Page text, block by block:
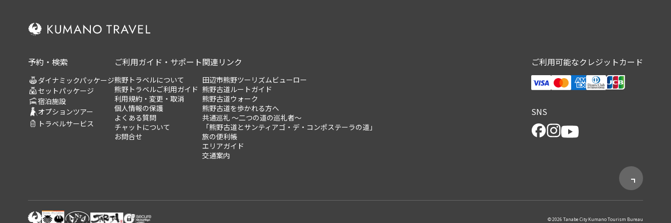
予約・検索
ダイナミックパッケージ
セットパッケージ
宿泊施設
オプションツアー
トラベルサービス
ご利用ガイド・サポート
熊野トラベルについて
熊野トラベルご利用ガイド
利用規約・変更・取消
個人情報の保護
よくある質問
チャットについて
お問合せ
関連リンク
田辺市熊野ツーリズムビューロー
熊野古道ルートガイド
熊野古道ウォーク
熊野古道を歩かれる方へ
共通巡礼 ～二つの道の巡礼者～
「熊野古道とサンティアゴ・デ・コンポステーラの道」
旅の便利帳
エリアガイド
交通案内
ご利用可能なクレジットカード
SNS
© 2026 Tanabe City Kumano Tourism Bureau